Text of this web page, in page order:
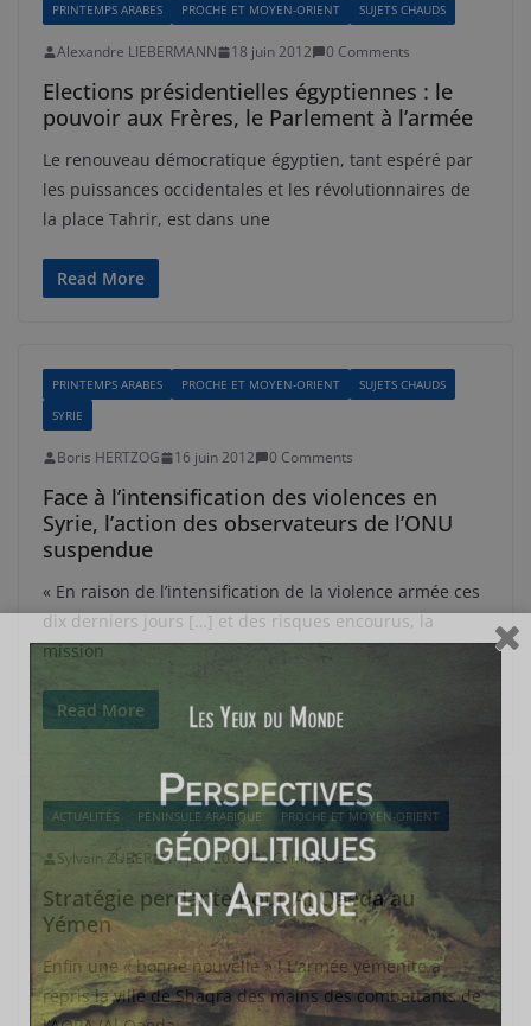
PRINTEMPS ARABES PROCHE ET MOYEN-ORIENT SUJETS CHAUDS
Alexandre LIEBERMANN 18 juin 2012 0 Comments
Elections présidentielles égyptiennes : le
pouvoir aux Frères, le Parlement à l’armée
Le renouveau démocratique égyptien, tant espéré par
les puissances occidentales et les révolutionnaires de
la place Tahrir, est dans une
Read More
PRINTEMPS ARABES PROCHE ET MOYEN-ORIENT
SUJETS CHAUDS
SYRIE
Boris HERTZOG 16 juin 2012 0 Comments
Face à l’intensification des violences en
Syrie, l’action des observateurs de l’ONU
suspendue
« En raison de l’intensification de la violence armée ces
dix derniers jours […] et des risques encourus, la
mission
Read More
ACTUALITÉS PÉNINSULE ARABIQUE PROCHE ET MOYEN-ORIENT
Sylvain ZUBER 14 juin 2012 2 Comments
Stratégie perdante pour Al Qaeda au
Yémen
Enfin une « bonne nouvelle » ! L’armée yéménite a
repris la ville de Shaqra des mains des combattants de